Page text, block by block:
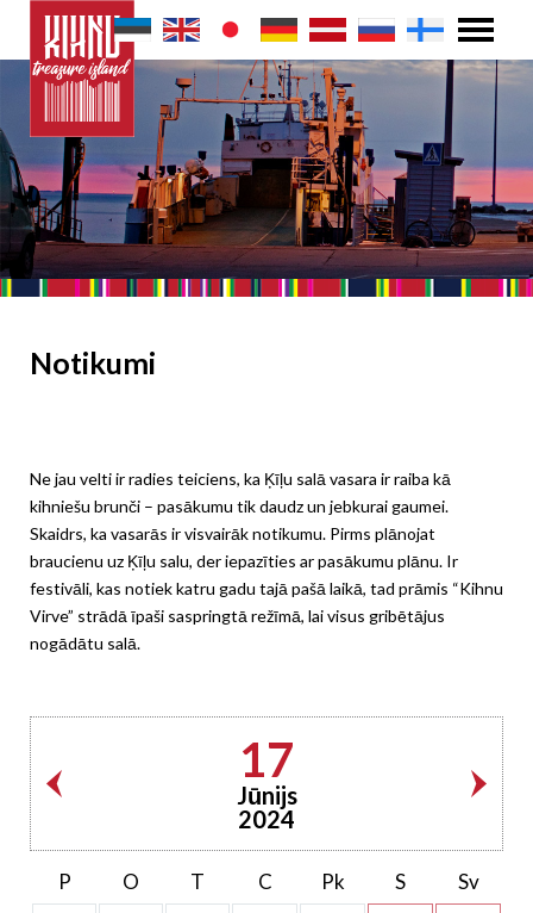
Notikumi
Ne jau velti ir radies teiciens, ka Ķīļu salā vasara ir raiba kā
kihniešu brunči – pasākumu tik daudz un jebkurai gaumei.
Skaidrs, ka vasarās ir visvairāk notikumu. Pirms plānojat
braucienu uz Ķīļu salu, der iepazīties ar pasākumu plānu. Ir
festivāli, kas notiek katru gadu tajā pašā laikā, tad prāmis “Kihnu
Virve” strādā īpaši saspringtā režīmā, lai visus gribētājus
nogādātu salā.
17
Jūnijs
2024
P O T C Pk S Sv